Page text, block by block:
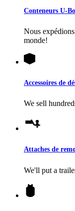
Conteneurs U-
Nous
monde!
Accessoires de
We sell
Attaches de
We'll put a